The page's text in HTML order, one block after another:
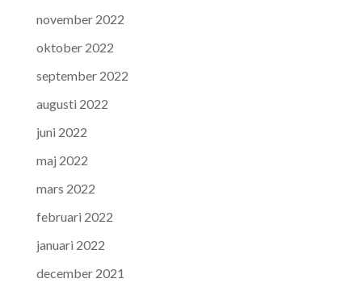
november 2022
oktober 2022
september 2022
augusti 2022
juni 2022
maj 2022
mars 2022
februari 2022
januari 2022
december 2021